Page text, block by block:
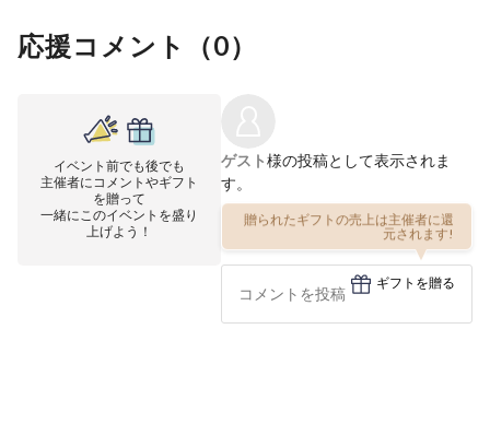
応援コメント（0）
イベント前でも後でも
主催者にコメントやギフト
を贈って
一緒にこのイベントを盛り
上げよう！
ゲスト様の投稿として表示されま
す。
贈られたギフトの売上は主催者に還
元されます!
ギフトを贈る